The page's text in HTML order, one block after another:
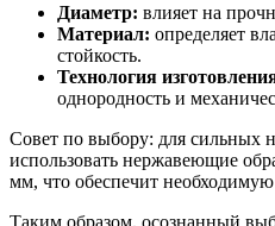
Диаметр: влияет на
Материал: определяет
стойкость.
Технология
однородность и
Совет по выбору: для сильных
использовать нержавеющие
мм, что обеспечит
Таким образом, осознанный